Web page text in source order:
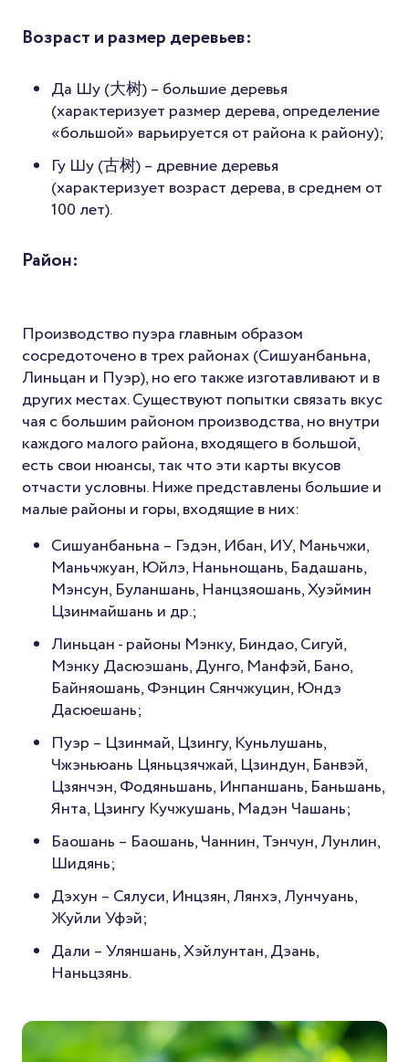
Возраст и размер деревьев:
Да Шу (大树) – большие деревья
(характеризует размер дерева, определение
«большой» варьируется от района к району);
Гу Шу (古树) – древние деревья
(характеризует возраст дерева, в среднем от
100 лет).
Район:
Производство пуэра главным образом
сосредоточено в трех районах (Сишуанбаньна,
Линьцан и Пуэр), но его также изготавливают и в
других местах. Существуют попытки связать вкус
чая с большим районом производства, но внутри
каждого малого района, входящего в большой,
есть свои нюансы, так что эти карты вкусов
отчасти условны. Ниже представлены большие и
малые районы и горы, входящие в них:
Сишуанбаньна – Гэдэн, Ибан, ИУ, Маньчжи,
Маньчжуан, Юйлэ, Наньнощань, Бадашань,
Мэнсун, Буланшань, Нанцзяошань, Хуэймин
Цзинмайшань и др.;
Линьцан - районы Мэнку, Биндао, Сигуй,
Мэнку Дасюэшань, Дунго, Манфэй, Бано,
Байняошань, Фэнцин Сянчжуцин, Юндэ
Дасюешань;
Пуэр – Цзинмай, Цзингу, Куньлушань,
Чжэньюань Цяньцзячжай, Цзиндун, Банвэй,
Цзянчэн, Фодяньшань, Инпаншань, Баньшань,
Янта, Цзингу Кучжушань, Мадэн Чашань;
Баошань – Баошань, Чаннин, Тэнчун, Лунлин,
Шидянь;
Дэхун – Сялуси, Инцзян, Лянхэ, Лунчуань,
Жуйли Уфэй;
Дали – Уляншань, Хэйлунтан, Дэань,
Наньцзянь.